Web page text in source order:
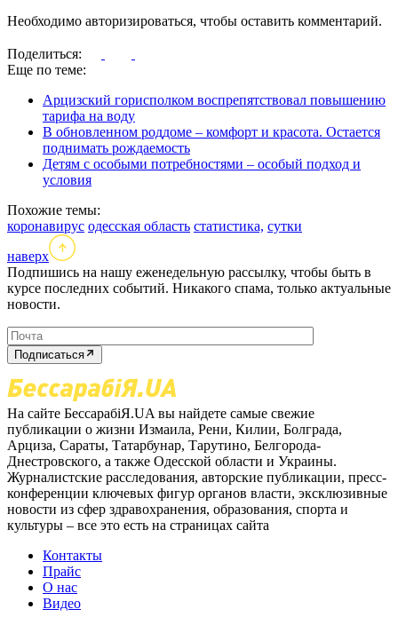
Необходимо авторизироваться, чтобы оставить комментарий.
Поделиться:
Еще по теме:
Арцизский горисполком воспрепятствовал повышению
тарифа на воду
В обновленном роддоме – комфорт и красота. Остается
поднимать рождаемость
Детям с особыми потребностями – особый подход и
условия
Похожие темы:
коронавирус одесская область статистика, сутки
наверх
Подпишись на нашу еженедельную рассылку, чтобы быть в
курсе последних событий. Никакого спама, только актуальные
новости.
Подписаться
На сайте БессарабіЯ.UA вы найдете самые свежие
публикации о жизни Измаила, Рени, Килии, Болграда,
Арциза, Сараты, Татарбунар, Тарутино, Белгорода-
Днестровского, а также Одесской области и Украины.
Журналистские расследования, авторские публикации, пресс-
конференции ключевых фигур органов власти, эксклюзивные
новости из сфер здравохранения, образования, спорта и
культуры – все это есть на страницах сайта
Контакты
Прайс
О нас
Видео